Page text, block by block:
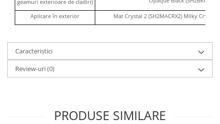
geamuri exterioare de cladiri)
Aplicare în exterior Mat Crystal 2 (SH2MACRX2) Milky Crystal
Caracteristici
Review-uri(0)
PRODUSE SIMILARE